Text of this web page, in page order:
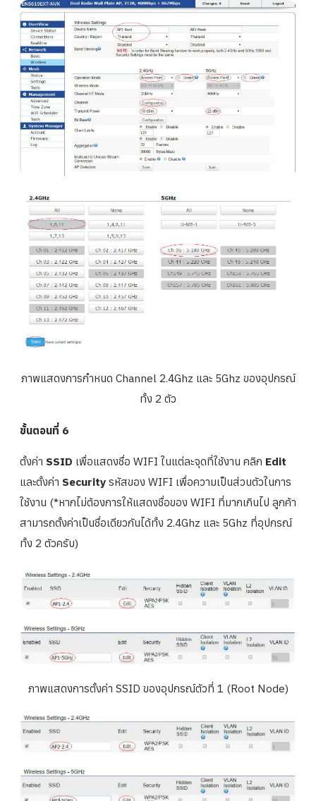
ภาพแสดงการกำหนด Channel 2.4Ghz และ 5Ghz ของอุปกรณ์
ทั้ง 2 ตัว
ขั้นตอนที่ 6
ตั้งค่า SSID เพื่อแสดงชื่อ WIFI ในแต่ละจุดที่ใช้งาน คลิก Edit
และตั้งค่า Security รหัสของ WIFI เพื่อความเป็นส่วนตัวในการ
ใช้งาน (*หากไม่ต้องการให้แสดงชื่อของ WIFI ที่มากเกินไป ลูกค้า
สามารถตั้งค่าเป็นชื่อเดียวกันได้ทั้ง 2.4Ghz และ 5Ghz ที่อุปกรณ์
ทั้ง 2 ตัวครับ)
ภาพแสดงการตั้งค่า SSID ของอุปกรณ์ตัวที่ 1 (Root Node)